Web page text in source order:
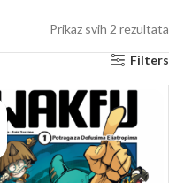
Prikaz svih 2 rezultata
Filters